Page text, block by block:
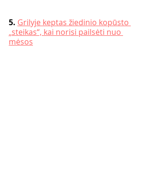
5. Grilyje keptas žiedinio kopūsto
„steikas“, kai norisi pailsėti nuo
mėsos